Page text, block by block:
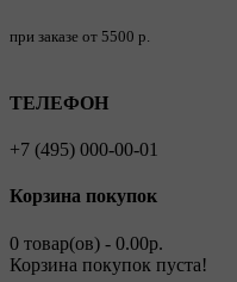
при заказе от 5500 р.
ТЕЛЕФОН
+7 (495) 000-00-01
Корзина покупок
0 товар(ов) - 0.00р.
Корзина покупок пуста!